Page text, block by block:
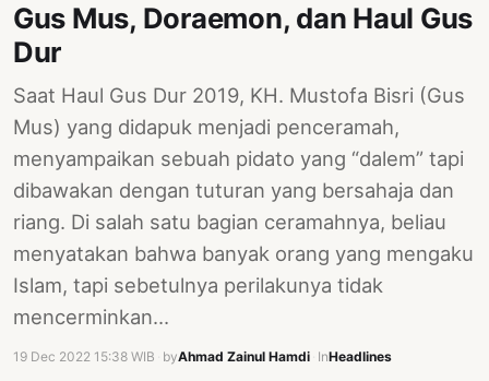
Gus Mus, Doraemon, dan Haul Gus
Dur
Saat Haul Gus Dur 2019, KH. Mustofa Bisri (Gus
Mus) yang didapuk menjadi penceramah,
menyampaikan sebuah pidato yang “dalem” tapi
dibawakan dengan tuturan yang bersahaja dan
riang. Di salah satu bagian ceramahnya, beliau
menyatakan bahwa banyak orang yang mengaku
Islam, tapi sebetulnya perilakunya tidak
mencerminkan…
19 Dec 2022 15:38 WIB byAhmad Zainul Hamdi InHeadlines